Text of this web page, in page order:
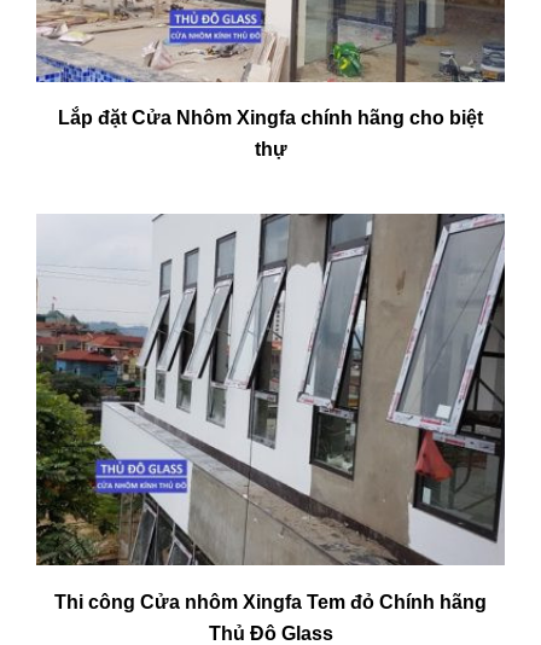
Lắp đặt Cửa Nhôm Xingfa chính hãng cho biệt
thự
Thi công Cửa nhôm Xingfa Tem đỏ Chính hãng
Thủ Đô Glass